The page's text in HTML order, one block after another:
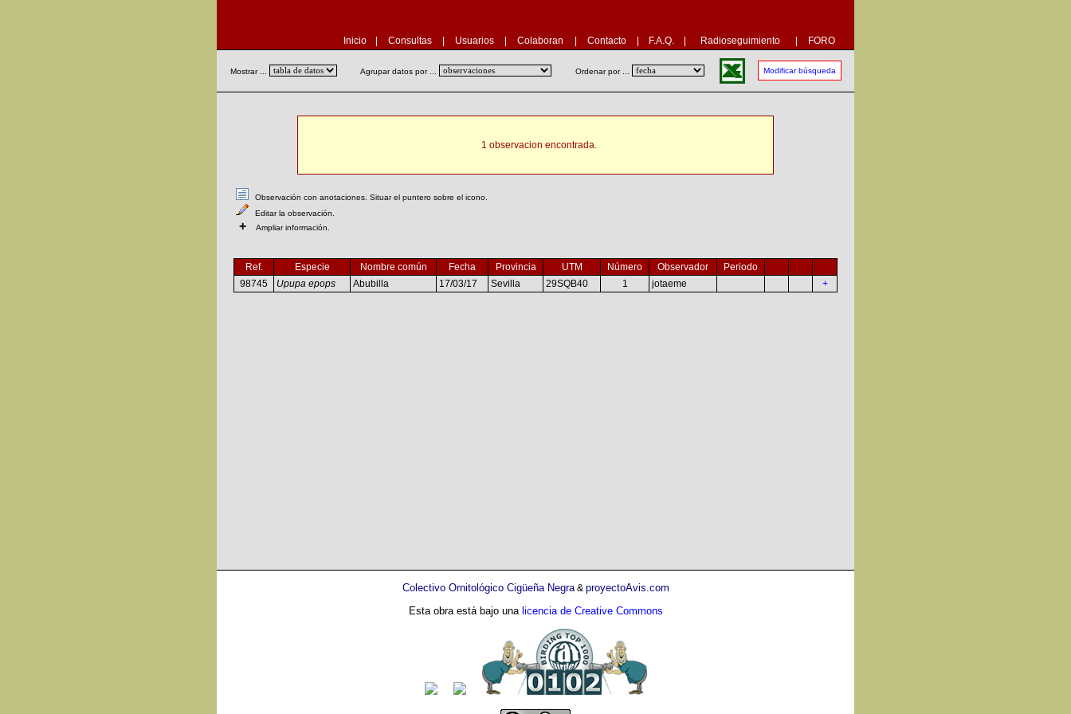
Inicio Consultas Usuarios Colaboran Contacto F.A.Q. Radioseguimiento FORO
Mostrar ... Agrupar datos por ... Ordenar por ... Modificar búsqueda
1 observacion encontrada.
Observación con anotaciones. Situar el puntero sobre el icono.
Editar la observación.
+ Ampliar información.
Ref. Especie Nombre común Fecha Provincia UTM Número Observador
Periodo
98745
Upupa epops Abubilla 17/03/17 Sevilla 29SQB40 1 jotaeme +
Colectivo Ornitológico Cigüeña Negra& proyectoAvis.com
Esta obra está bajo una licencia de Creative Commons